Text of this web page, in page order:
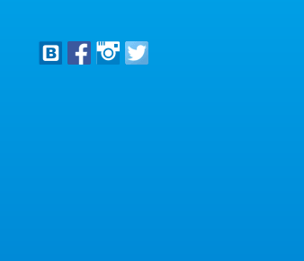
Оптовым клиентам